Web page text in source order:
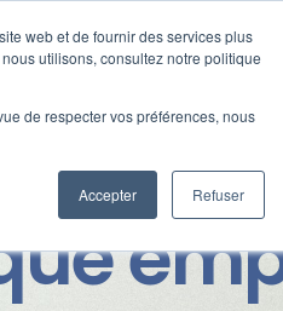
web et de fournir des services plus
utilisons, consultez notre politique
de respecter vos préférences, nous
Accepter Refuser
Ressources